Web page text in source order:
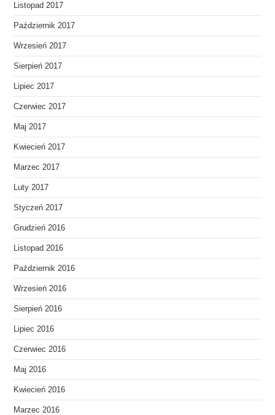
Listopad 2017
Październik 2017
Wrzesień 2017
Sierpień 2017
Lipiec 2017
Czerwiec 2017
Maj 2017
Kwiecień 2017
Marzec 2017
Luty 2017
Styczeń 2017
Grudzień 2016
Listopad 2016
Październik 2016
Wrzesień 2016
Sierpień 2016
Lipiec 2016
Czerwiec 2016
Maj 2016
Kwiecień 2016
Marzec 2016